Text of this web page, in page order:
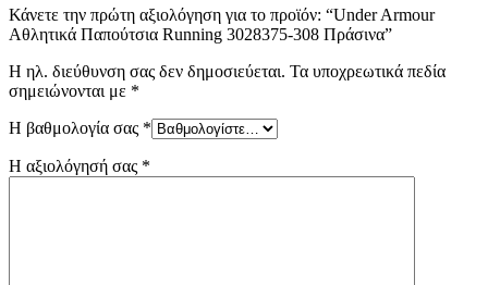
Κάνετε την πρώτη αξιολόγηση για το προϊόν: “Under Armour
Αθλητικά Παπούτσια Running 3028375-308 Πράσινα”
Η ηλ. διεύθυνση σας δεν δημοσιεύεται. Τα υποχρεωτικά πεδία
σημειώνονται με *
Η βαθμολογία σας *
Η αξιολόγησή σας *